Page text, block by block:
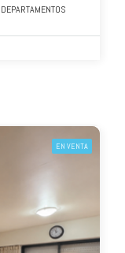
DEPARTAMENTOS
EN VENTA